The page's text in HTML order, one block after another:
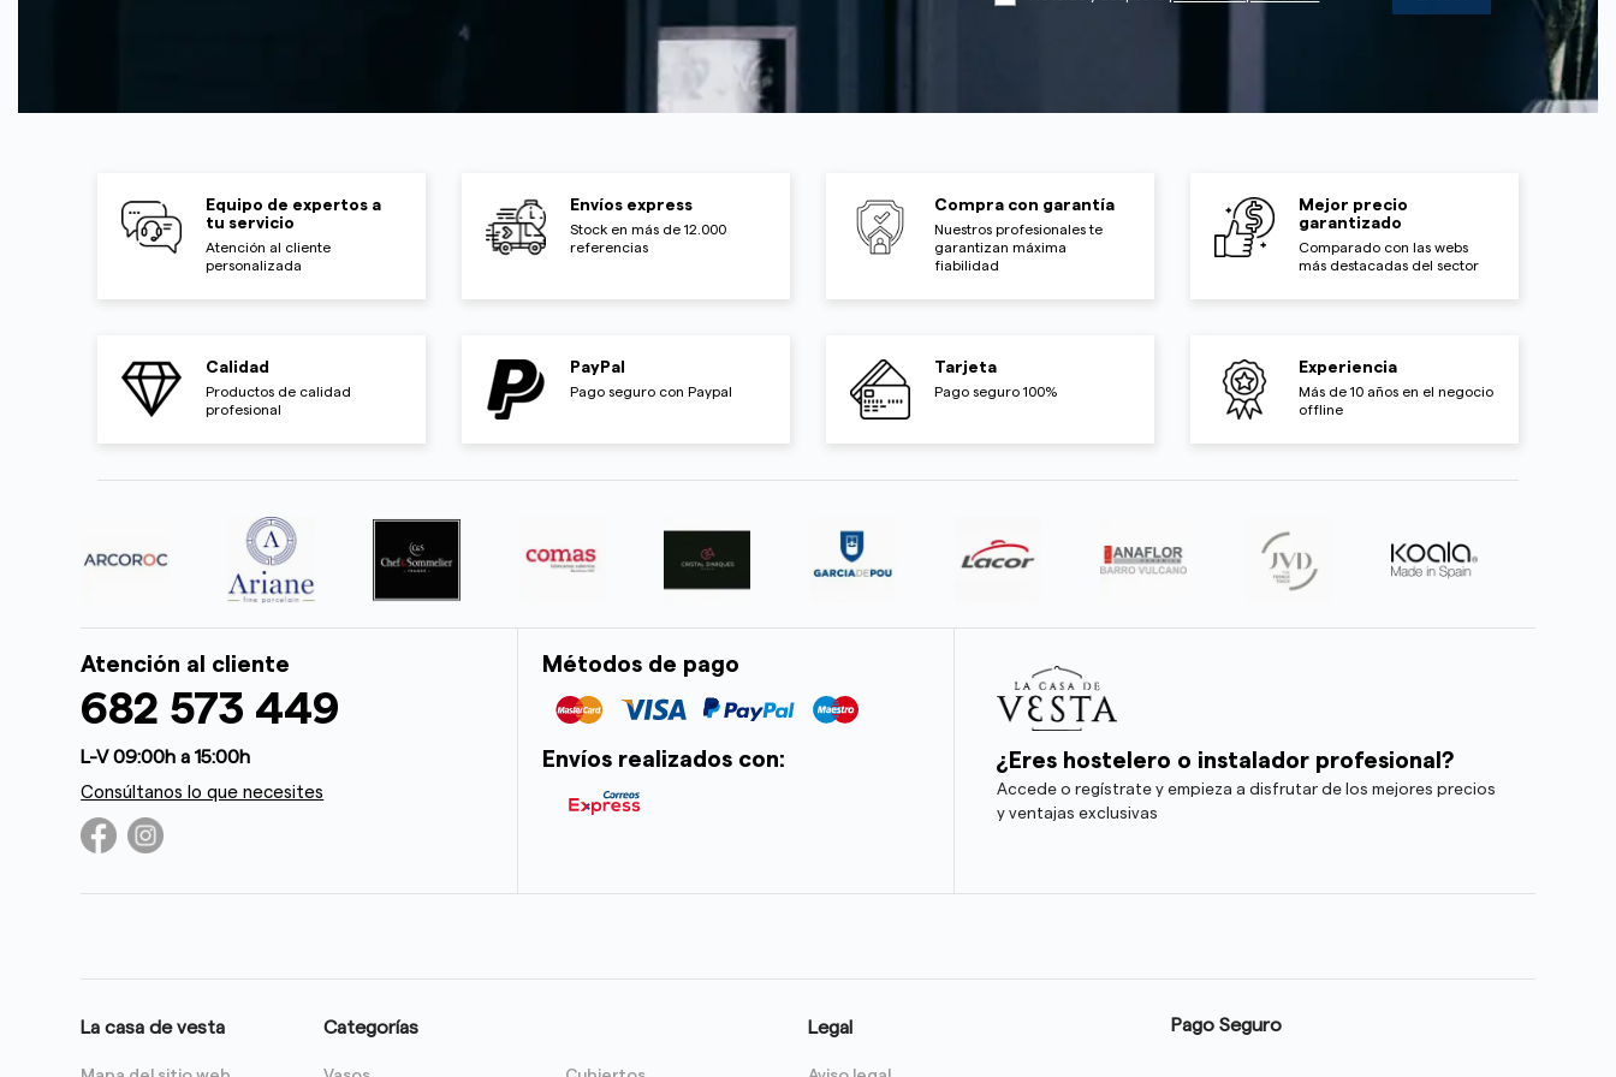
Equipo de expertos a
tu servicio
Atención al cliente
personalizada
Envíos express
Stock en más de 12.000
referencias
Compra con garantía
Nuestros profesionales te
garantizan máxima
fiabilidad
Mejor precio
garantizado
Comparado con las webs
más destacadas del sector
Calidad
Productos de calidad
profesional
PayPal
Pago seguro con Paypal
Tarjeta
Pago seguro 100%
Experiencia
Más de 10 años en el negocio
offline
Atención al cliente
682 573 449
L-V 09:00h a 15:00h
Consúltanos lo que necesites
Métodos de pago
Envíos realizados con: ¿Eres hostelero o instalador profesional?
Accede o regístrate y empieza a disfrutar de los mejores precios
y ventajas exclusivas
La casa de vesta Categorías Legal Pago Seguro